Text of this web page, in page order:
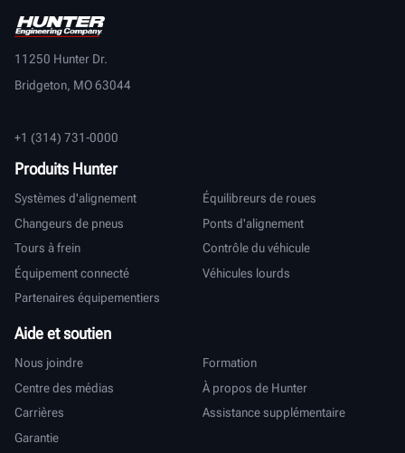
11250 Hunter Dr.
Bridgeton, MO 63044
+1 (314) 731-0000
Produits Hunter
Systèmes d'alignement
Équilibreurs de roues
Changeurs de pneus
Ponts d'alignement
Tours à frein
Contrôle du véhicule
Équipement connecté
Véhicules lourds
Partenaires équipementiers
Aide et soutien
Nous joindre
Formation
Centre des médias
À propos de Hunter
Carrières
Assistance supplémentaire
Garantie